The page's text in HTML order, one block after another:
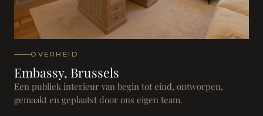
OVERHEID
Embassy, Brussels
Een publiek interieur van begin tot eind, ontworpen,
gemaakt en geplaatst door ons eigen team.